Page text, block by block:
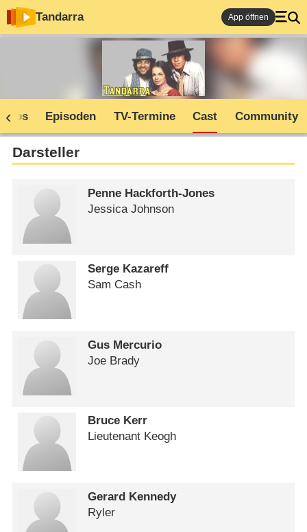
Tandarra App öffnen
Infos Episoden TV-Termine Cast Community
Darsteller
Penne Hackforth-Jones
Jessica Johnson
Serge Kazareff
Sam Cash
Gus Mercurio
Joe Brady
Bruce Kerr
Lieutenant Keogh
Gerard Kennedy
Ryler